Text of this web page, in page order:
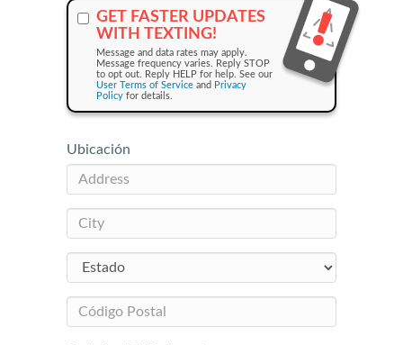
GET FASTER UPDATES
WITH TEXTING!
Message and data rates may apply.
Message frequency varies. Reply STOP
to opt out. Reply HELP for help. See our
User Terms of Service and Privacy
Policy for details.
Ubicación